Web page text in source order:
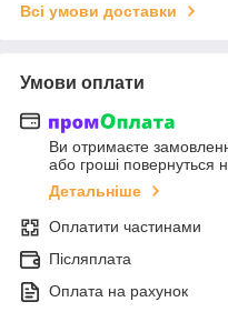
Всі умови доставки
Умови оплати
Ви отримаєте
або гроші повернуться
Детальніше
Оплатити частинами
Післяплата
Оплата на рахунок